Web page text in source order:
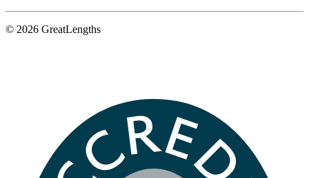
© 2026 GreatLengths